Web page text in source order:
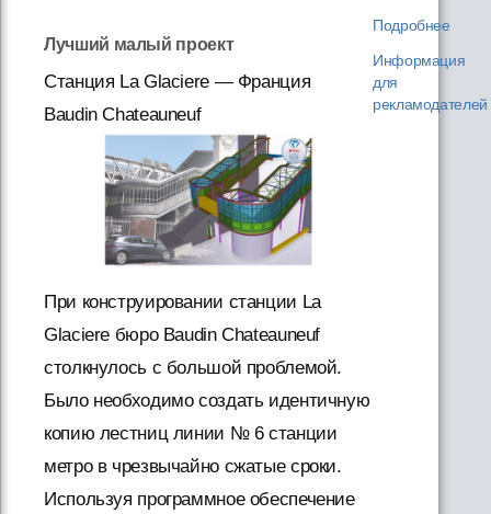
Лучший малый проект
Станция La Glaciere — Франция
Baudin Chateauneuf
При конструировании станции La
Glaciere бюро Baudin Chateauneuf
столкнулось с большой проблемой.
Было необходимо создать идентичную
копию лестниц линии № 6 станции
метро в чрезвычайно сжатые сроки.
Используя программное обеспечение
Подробнее
Информация
для
рекламодателей